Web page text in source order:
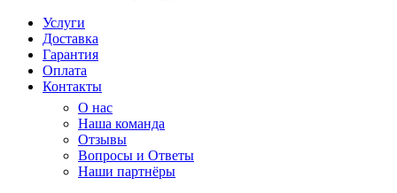
Услуги
Доставка
Гарантия
Оплата
Контакты
О нас
Наша команда
Отзывы
Вопросы и Ответы
Наши партнёры